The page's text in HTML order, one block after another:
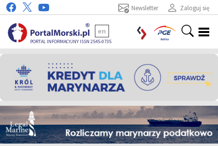
Zaloguj się
Newsletter
PORTAL INFORMACYJNY ISSN 2545-0735
en